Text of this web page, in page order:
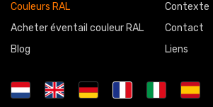
Couleurs RAL
Acheter éventail couleur RAL
Blog
Contexte
Contact
Liens